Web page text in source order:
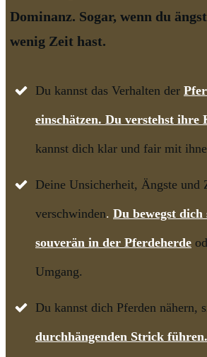
Dominanz. Sogar, wenn du
wenig Zeit hast.
Du kannst das Verhalten der
einschätzen. Du verstehst ihre
kannst dich klar und fair mit
Deine Unsicherheit, Ängste und
verschwinden. Du bewegst dich
souverän in der Pferdeherde
Umgang.
Du kannst dich Pferden nähern,
durchhängenden Strick führen.